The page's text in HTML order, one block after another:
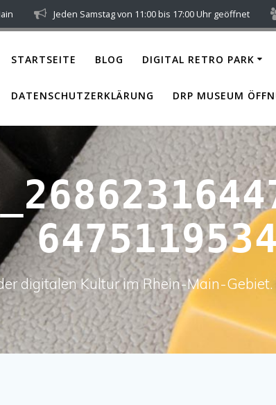
Jeden Samstag von 11:00 bis 17:00 Uhr geöffnet
STARTSEITE BLOG DIGITAL RETRO PARK
DATENSCHUTZERKLÄRUNG DRP MUSEUM
digitalen Kultur im Rhein-Main-